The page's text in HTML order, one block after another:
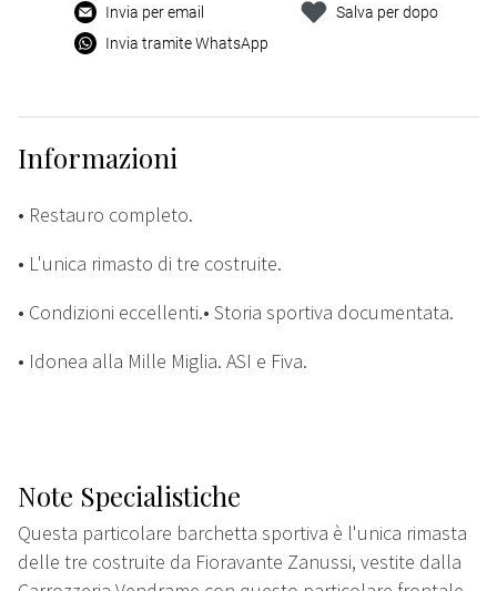
Invia per email
Invia tramite WhatsApp
Salva per dopo
Informazioni
• Restauro completo.
• L'unica rimasto di tre costruite.
• Condizioni eccellenti.• Storia sportiva documentata.
• Idonea alla Mille Miglia. ASI e Fiva.
Note Specialistiche
Questa particolare barchetta sportiva è l'unica rimasta
delle tre costruite da Fioravante Zanussi, vestite dalla